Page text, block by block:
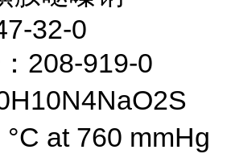
32-0
208-919-0
at 760 mmHg